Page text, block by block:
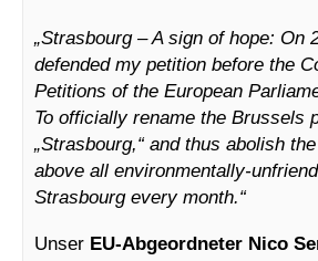
„Strasbourg – A sign of hope: On
defended my petition before the
Petitions of the European
To officially rename the Brussels
„Strasbourg,“ and thus abolish
above all environmentally-
Strasbourg every month.“
Unser EU-Abgeordneter Nico